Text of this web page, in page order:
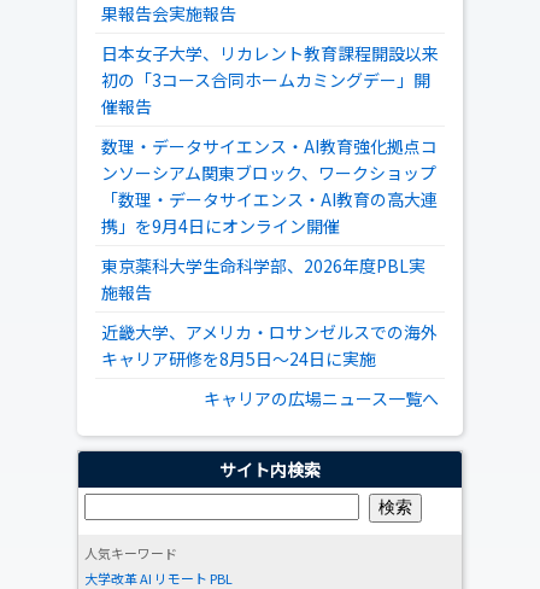
果報告会実施報告
日本女子大学、リカレント教育課程開設以来
初の「3コース合同ホームカミングデー」開
催報告
数理・データサイエンス・AI教育強化拠点コ
ンソーシアム関東ブロック、ワークショップ
「数理・データサイエンス・AI教育の高大連
携」を9月4日にオンライン開催
東京薬科大学生命科学部、2026年度PBL実
施報告
近畿大学、アメリカ・ロサンゼルスでの海外
キャリア研修を8月5日～24日に実施
キャリアの広場ニュース一覧へ
サイト内検索
人気キーワード
大学改革AI リモート PBL